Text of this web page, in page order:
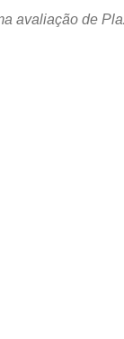
avaliação de